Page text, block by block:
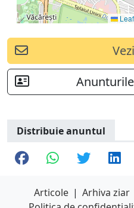
Distribuie anuntul
Articole | Arhiva ziar